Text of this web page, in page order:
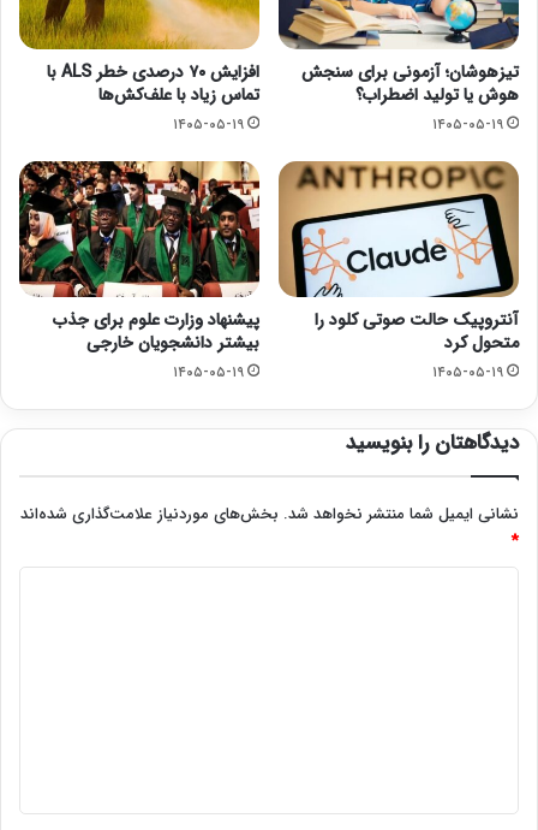
تیزهوشان؛ آزمونی برای سنجش
هوش یا تولید اضطراب؟
۱۴۰۵-۰۵-۱۹
افزایش ۷۰ درصدی خطر ALS با
تماس زیاد با علف‌کش‌ها
۱۴۰۵-۰۵-۱۹
آنتروپیک حالت صوتی کلود را
متحول کرد
۱۴۰۵-۰۵-۱۹
پیشنهاد وزارت علوم برای جذب
بیشتر دانشجویان خارجی
۱۴۰۵-۰۵-۱۹
دیدگاهتان را بنویسید
نشانی ایمیل شما منتشر نخواهد شد. بخش‌های موردنیاز علامت‌گذاری شده‌اند
*